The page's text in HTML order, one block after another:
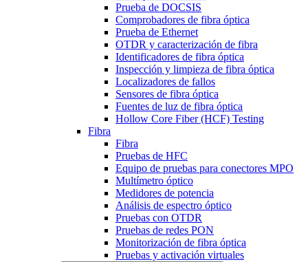
Prueba de DOCSIS
Comprobadores de fibra óptica
Prueba de Ethernet
OTDR y caracterización de fibra
Identificadores de fibra óptica
Inspección y limpieza de fibra óptica
Localizadores de fallos
Sensores de fibra óptica
Fuentes de luz de fibra óptica
Hollow Core Fiber (HCF) Testing
Fibra
Fibra
Pruebas de HFC
Equipo de pruebas para conectores MPO
Multímetro óptico
Medidores de potencia
Análisis de espectro óptico
Pruebas con OTDR
Pruebas de redes PON
Monitorización de fibra óptica
Pruebas y activación virtuales